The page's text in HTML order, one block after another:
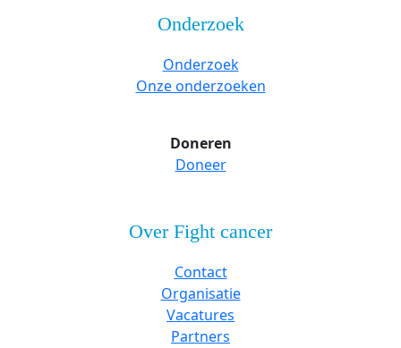
Onderzoek
Onderzoek
Onze onderzoeken
Doneren
Doneer
Over Fight cancer
Contact
Organisatie
Vacatures
Partners